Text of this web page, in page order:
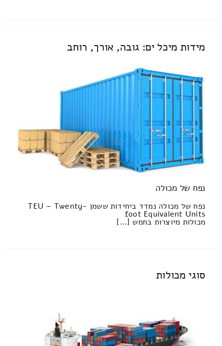
מידות מיכל ים: גובה, אורך, רוחב
נפח של מכולה
נפח של מכולה נמדד ביחידות ששמן TEU – Twenty-
foot Equivalent Units
מכולות מיוצרות בחמש […]
סוגי מכולות